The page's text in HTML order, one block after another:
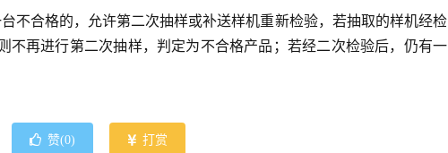
不合格的，允许第二次抽样或补送样机重新检验，若抽取的样机经检
不再进行第二次抽样，判定为不合格产品；若经二次检验后，仍有一
赞(0) 打赏